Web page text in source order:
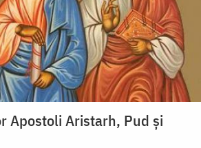
Apostoli Aristarh, Pud şi